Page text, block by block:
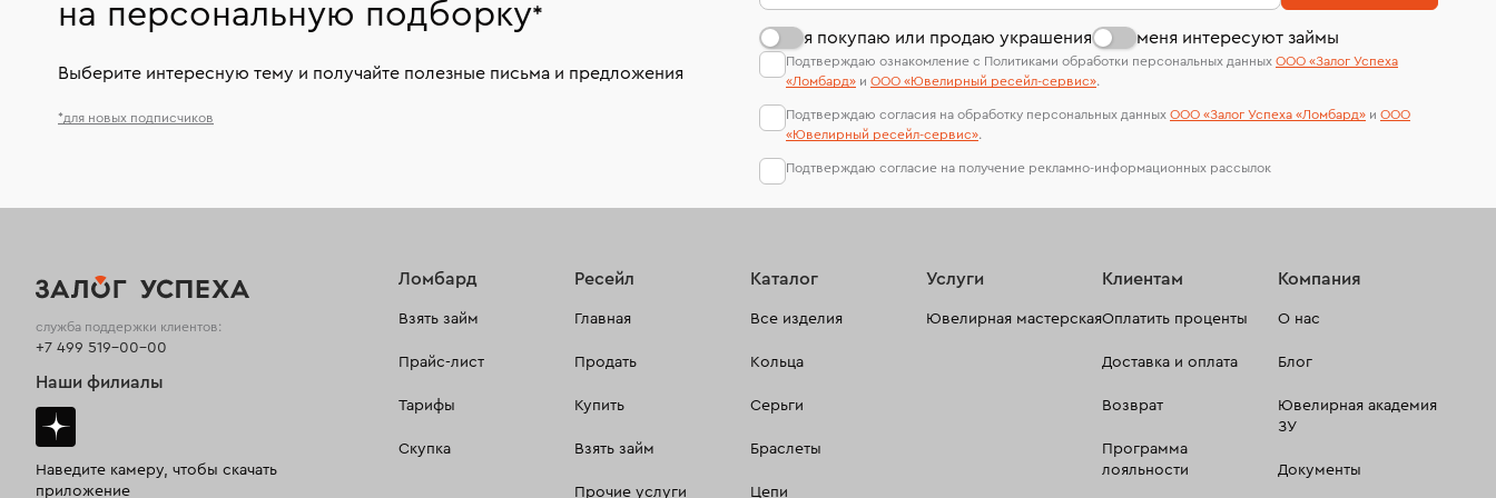
лабораторий
на персональную подборку*
Выберите интересную тему и получайте полезные письма и предложения
*для новых подписчиков
я покупаю или продаю украшения меня интересуют займы
Подтверждаю ознакомление с Политиками обработки персональных данных ООО «Залог Успеха
«Ломбард» и ООО «Ювелирный ресейл-сервиc».
Подтверждаю согласия на обработку персональных данных ООО «Залог Успеха «Ломбард» и ООО
«Ювелирный ресейл-сервиc».
Подтверждаю согласие на получение рекламно-информационных рассылок
Ломбард
Взять займ
Прайс-лист
Тарифы
Скупка
Ресейл
Главная
Продать
Купить
Взять займ
Прочие услуги
Каталог
Все изделия
Кольца
Серьги
Браслеты
Цепи
Услуги
Ювелирная мастерская
Клиентам
Оплатить проценты
Доставка и оплата
Возврат
Программа
лояльности
Компания
О нас
Блог
Ювелирная академия
ЗУ
Документы
служба поддержки клиентов:
+7 499 519-00-00
Наши филиалы
Наведите камеру, чтобы скачать
приложение